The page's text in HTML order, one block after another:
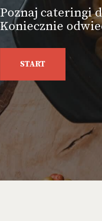
Poznaj cateringi
Koniecznie
START